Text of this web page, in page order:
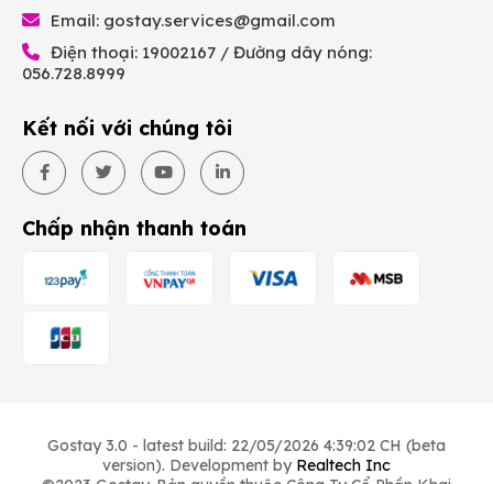
Email: gostay.services@gmail.com
Điện thoại: 19002167 / Đường dây nóng:
056.728.8999
Kết nối với chúng tôi
Chấp nhận thanh toán
Gostay 3.0 - latest build: 22/05/2026 4:39:02 CH (beta
version). Development by Realtech Inc